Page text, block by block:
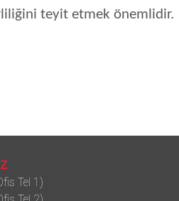
teyit etmek önemlidir.
Tel 1)